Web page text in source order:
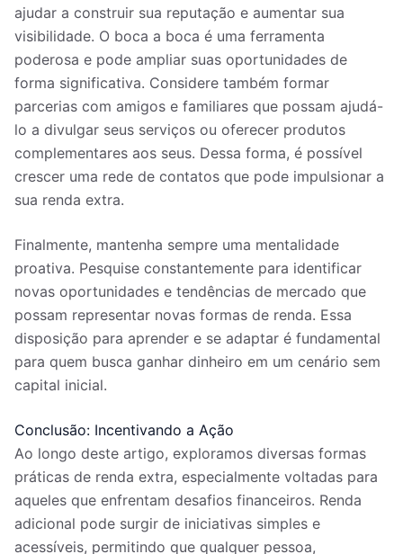
ajudar a construir sua reputação e aumentar sua
visibilidade. O boca a boca é uma ferramenta
poderosa e pode ampliar suas oportunidades de
forma significativa. Considere também formar
parcerias com amigos e familiares que possam ajudá-
lo a divulgar seus serviços ou oferecer produtos
complementares aos seus. Dessa forma, é possível
crescer uma rede de contatos que pode impulsionar a
sua renda extra.
Finalmente, mantenha sempre uma mentalidade
proativa. Pesquise constantemente para identificar
novas oportunidades e tendências de mercado que
possam representar novas formas de renda. Essa
disposição para aprender e se adaptar é fundamental
para quem busca ganhar dinheiro em um cenário sem
capital inicial.
Conclusão: Incentivando a Ação
Ao longo deste artigo, exploramos diversas formas
práticas de renda extra, especialmente voltadas para
aqueles que enfrentam desafios financeiros. Renda
adicional pode surgir de iniciativas simples e
acessíveis, permitindo que qualquer pessoa,